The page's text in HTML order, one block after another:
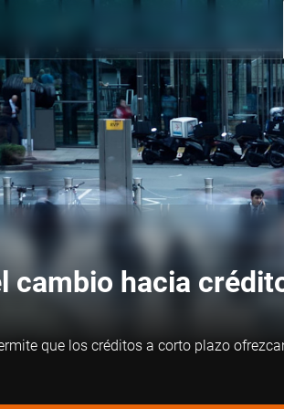
cambio hacia
que los créditos a corto plazo